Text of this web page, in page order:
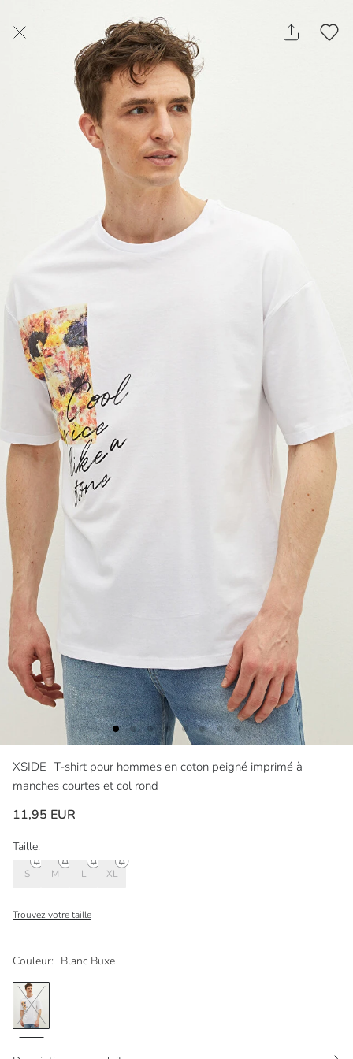
XSIDE T-shirt pour hommes en coton peigné imprimé à
manches courtes et col rond
11,95 EUR
Couleur: Blanc Buxe
Taille:
S M L XL
Trouvez votre taille